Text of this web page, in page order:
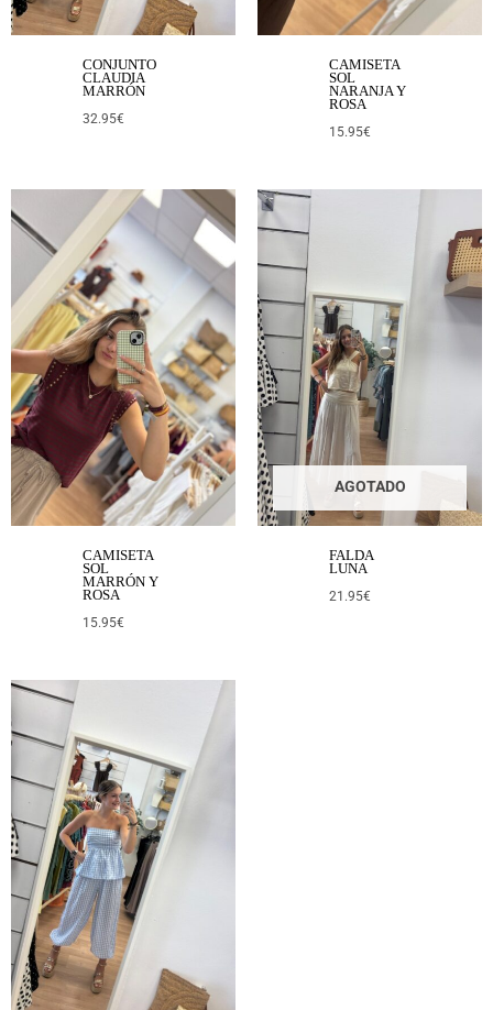
CONJUNTO
CLAUDIA
MARRÓN
32.95€
CAMISETA
SOL
NARANJA Y
ROSA
15.95€
CAMISETA
SOL
MARRÓN Y
ROSA
15.95€
AGOTADO
FALDA
LUNA
21.95€